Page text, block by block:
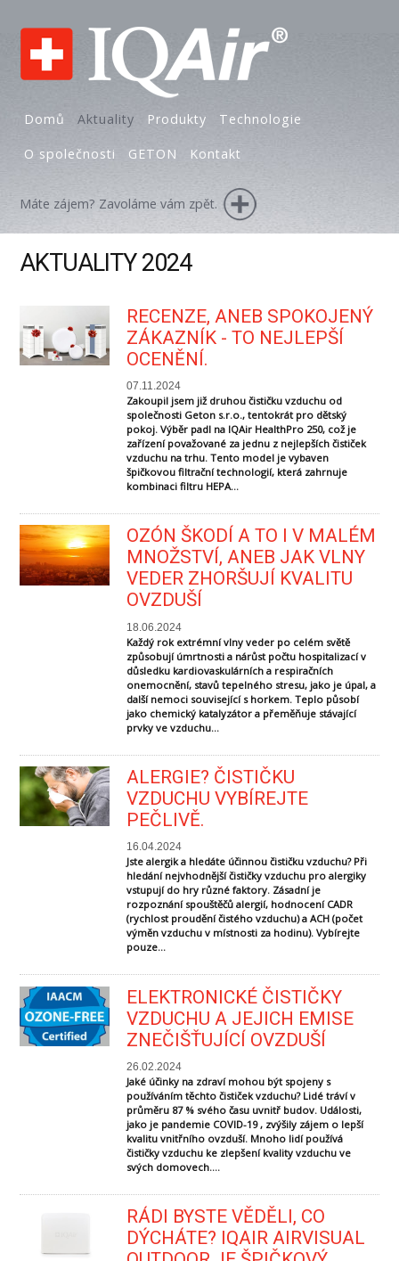
Domů Aktuality Produkty Technologie
O společnosti GETON Kontakt
Máte zájem? Zavoláme vám zpět.
AKTUALITY 2024
RECENZE, ANEB SPOKOJENÝ
ZÁKAZNÍK - TO NEJLEPŠÍ
OCENĚNÍ.
07.11.2024
Zakoupil jsem již druhou čističku vzduchu od
společnosti Geton s.r.o., tentokrát pro dětský
pokoj. Výběr padl na IQAir HealthPro 250, což je
zařízení považované za jednu z nejlepších čističek
vzduchu na trhu. Tento model je vybaven
špičkovou filtrační technologií, která zahrnuje
kombinaci filtru HEPA...
OZÓN ŠKODÍ A TO I V MALÉM
MNOŽSTVÍ, ANEB JAK VLNY
VEDER ZHORŠUJÍ KVALITU
OVZDUŠÍ
18.06.2024
Každý rok extrémní vlny veder po celém světě
způsobují úmrtnosti a nárůst počtu hospitalizací v
důsledku kardiovaskulárních a respiračních
onemocnění, stavů tepelného stresu, jako je úpal, a
další nemoci související s horkem. Teplo působí
jako chemický katalyzátor a přeměňuje stávající
prvky ve vzduchu...
ALERGIE? ČISTIČKU
VZDUCHU VYBÍREJTE
PEČLIVĚ.
16.04.2024
Jste alergik a hledáte účinnou čističku vzduchu? Při
hledání nejvhodnější čističky vzduchu pro alergiky
vstupují do hry různé faktory. Zásadní je
rozpoznání spouštěčů alergií, hodnocení CADR
(rychlost proudění čistého vzduchu) a ACH (počet
výměn vzduchu v místnosti za hodinu). Vybírejte
pouze...
ELEKTRONICKÉ ČISTIČKY
VZDUCHU A JEJICH EMISE
ZNEČIŠŤUJÍCÍ OVZDUŠÍ
26.02.2024
Jaké účinky na zdraví mohou být spojeny s
používáním těchto čističek vzduchu? Lidé tráví v
průměru 87 % svého času uvnitř budov. Události,
jako je pandemie COVID-19 , zvýšily zájem o lepší
kvalitu vnitřního ovzduší. Mnoho lidí používá
čističky vzduchu ke zlepšení kvality vzduchu ve
svých domovech....
RÁDI BYSTE VĚDĚLI, CO
DÝCHÁTE? IQAIR AIRVISUAL